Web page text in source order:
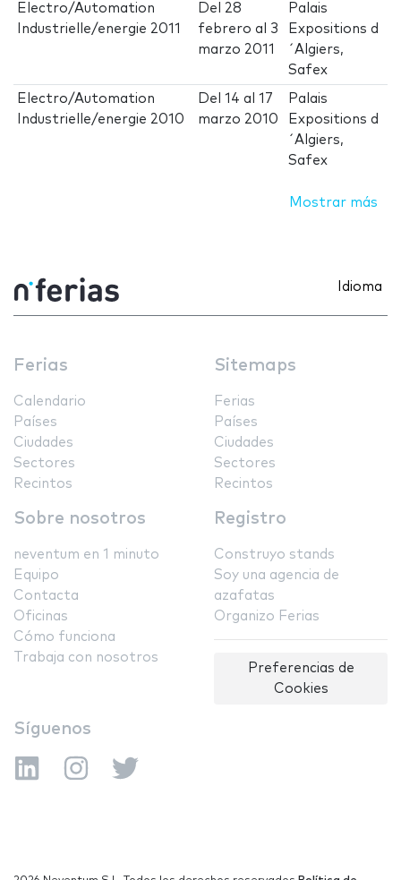
Electro/Automation
Industrielle/energie 2011
Del 28
febrero al 3
marzo 2011
Palais
Expositions d
´Algiers,
Safex
Electro/Automation
Industrielle/energie 2010
Del14 al17
marzo 2010
Palais
Expositions d
´Algiers,
Safex
Mostrar más
Idioma
Ferias
Calendario
Países
Ciudades
Sectores
Recintos
Sitemaps
Ferias
Países
Ciudades
Sectores
Recintos
Sobre nosotros
neventum en 1 minuto
Equipo
Contacta
Oficinas
Cómo funciona
Trabaja con nosotros
Registro
Construyo stands
Soy una agencia de
azafatas
Organizo Ferias
Preferencias de
Cookies
Síguenos